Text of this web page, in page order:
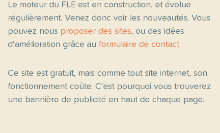
Le moteur du FLE est en construction, et évolue
régulièrement. Venez donc voir les nouveautés. Vous
pouvez nous proposer des sites, ou des idées
d'amélioration grâce au formulaire de contact.
Ce site est gratuit, mais comme tout site internet, son
fonctionnement coûte. C'est pourquoi vous trouverez
une bannière de publicité en haut de chaque page.